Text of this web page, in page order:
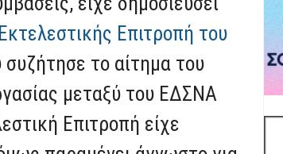
Εκτελεστικής Επιτροπή του
το αίτημα του
μεταξύ του ΕΔΣΝΑ
Επιτροπή είχε